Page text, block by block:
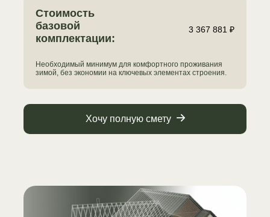
Стоимость
базовой
комплектации:
3 367 881 ₽
Необходимый минимум для комфортного проживания
зимой, без экономии на ключевых элементах строения.
Хочу полную смету